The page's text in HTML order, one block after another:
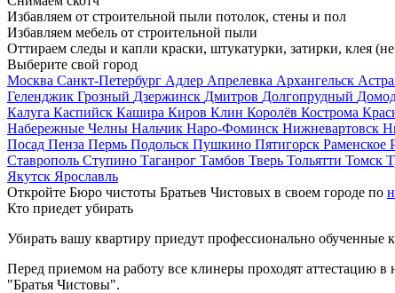
Избавляем от строительной пыли потолок, стены и пол
Избавляем мебель от строительной пыли
Оттираем следы и капли краски, штукатурки, затирки, клея
Выберите свой город
Москва Санкт-Петербург Адлер Апрелевка Архангельск
Геленджик Грозный Дзержинск Дмитров Долгопрудный
Калуга Каспийск Кашира Киров Клин Королёв Кострома
Набережные Челны Нальчик Наро-Фоминск Нижневартовск
Посад Пенза Пермь Подольск Пушкино Пятигорск Раменское
Ставрополь Ступино Таганрог Тамбов Тверь Тольятти Томск
Якутск Ярославль
Откройте Бюро чистоты Братьев Чистовых в своем городе по
Кто приедет убирать
Убирать вашу квартиру приедут профессионально обученные
Перед приемом на работу все клинеры проходят аттестацию
"Братья Чистовы".